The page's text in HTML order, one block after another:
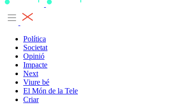
Política
Societat
Opinió
Impacte
Next
Viure bé
El Món de la Tele
Criar